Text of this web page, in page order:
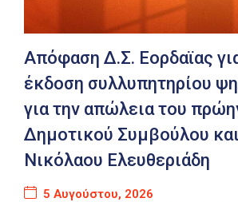
Απόφαση Δ.Σ. Εορδαϊας
έκδοση συλλυπητηρίου
για την απώλεια του
Δημοτικού Συμβούλου
Νικόλαου Ελευθεριάδη
5 Αυγούστου, 2026